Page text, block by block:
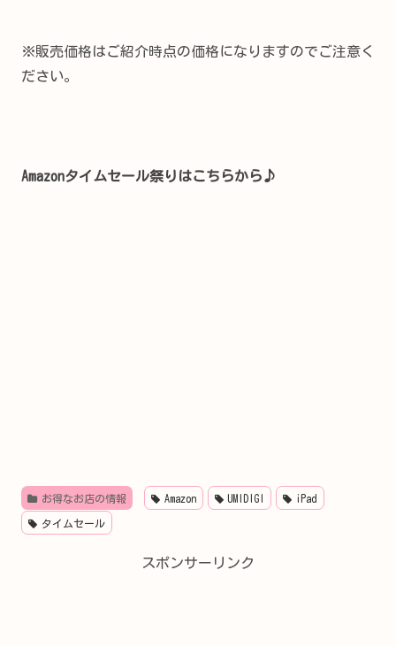
※販売価格はご紹介時点の価格になりますのでご注意く
ださい。
Amazonタイムセール祭りはこちらから♪
お得なお店の情報 Amazon UMIDIGI iPad
タイムセール
スポンサーリンク